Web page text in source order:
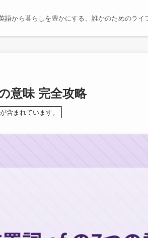
語から暮らしを豊かにする、誰かのためのライ
意味 完全攻略
含まれています。